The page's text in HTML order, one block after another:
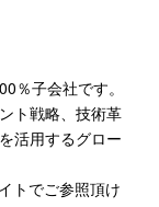
％子会社です。
ト戦略、技術革
活用するグロー
トでご参照頂け